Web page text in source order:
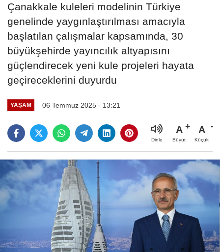
Çanakkale kuleleri modelinin Türkiye
genelinde yaygınlaştırılması amacıyla
başlatılan çalışmalar kapsamında, 30
büyükşehirde yayıncılık altyapısını
güçlendirecek yeni kule projeleri hayata
geçireceklerini duyurdu
YAŞAM 06 Temmuz 2025 - 13:21
Dinle
A
Büyüt
A
Küçült